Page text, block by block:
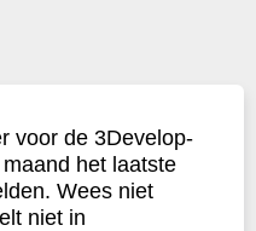
voor de 3Develop-
het laatste
Wees niet
niet in